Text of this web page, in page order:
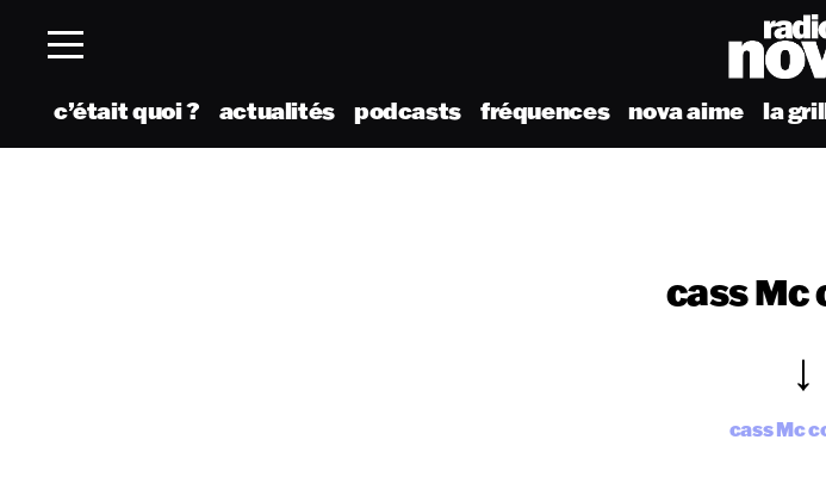
c’était quoi ? actualités podcasts fréquences nova aime la
cass Mc
cass Mc